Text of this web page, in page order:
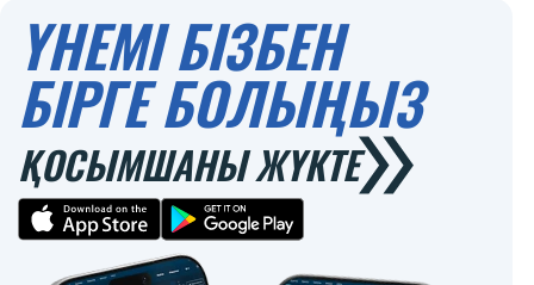
ҮНЕМІ БІЗБЕН
БІРГЕ БОЛЫҢЫЗ
ҚОСЫМШАНЫ ЖҮКТЕ